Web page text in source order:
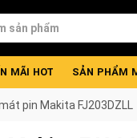
MÃI HOT SẢN PHẨM
pin Makita FJ203DZLL